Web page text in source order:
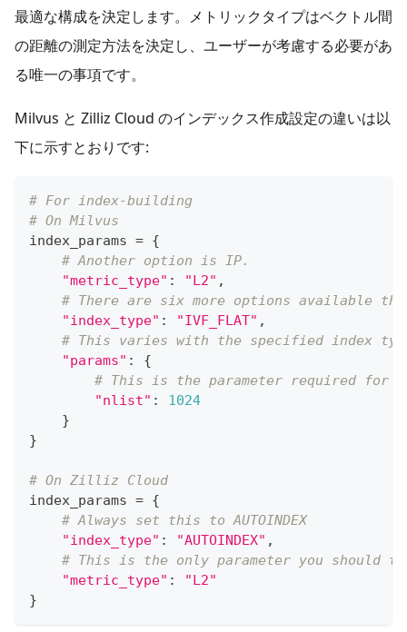
最適な構成を決定します。メトリックタイプはベクトル間
の距離の測定方法を決定し、ユーザーが考慮する必要があ
る唯一の事項です。
Milvus と Zilliz Cloud のインデックス作成設定の違いは以
下に示すとおりです:
# For index-building
# On Milvus
index_params = {
# Another option is IP.
"metric_type" : "L2" ,
# There are six more options available
"index_type" : "IVF_FLAT" ,
# This varies with the specified index
"params" :
{
# This is the parameter required for
"nlist" :
1024
}
}
# On Zilliz Cloud
index_params = {
# Always set this to AUTOINDEX
"index_type" : "AUTOINDEX" ,
# This is the only parameter you should
"metric_type" :
"L2"
}